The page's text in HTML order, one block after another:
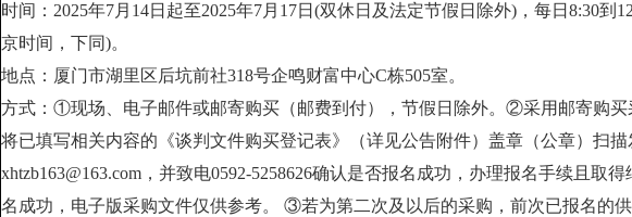
时间： 2025年7月 14日 起至2025年7月 17日(双休日及法定节假日除外) ，每日8:30到
京时间，下同)。
地点：厦门市湖里区后坑前社318号企鸣财富中心C栋505室。
方式：①现场、电子邮件或邮寄购买（邮费到付），节假日除外。②采用邮寄购买
将已填写相关内容的《谈判文件购买登记表》（详见公告附件）盖章（公章）扫描
xhtzb163@163.com ，并致电0592-5258626确认是否报名成功，办理报名手续且取得
名成功，电子版采购文件仅供参考。 ③若为第二次及以后的采购，前次已报名的